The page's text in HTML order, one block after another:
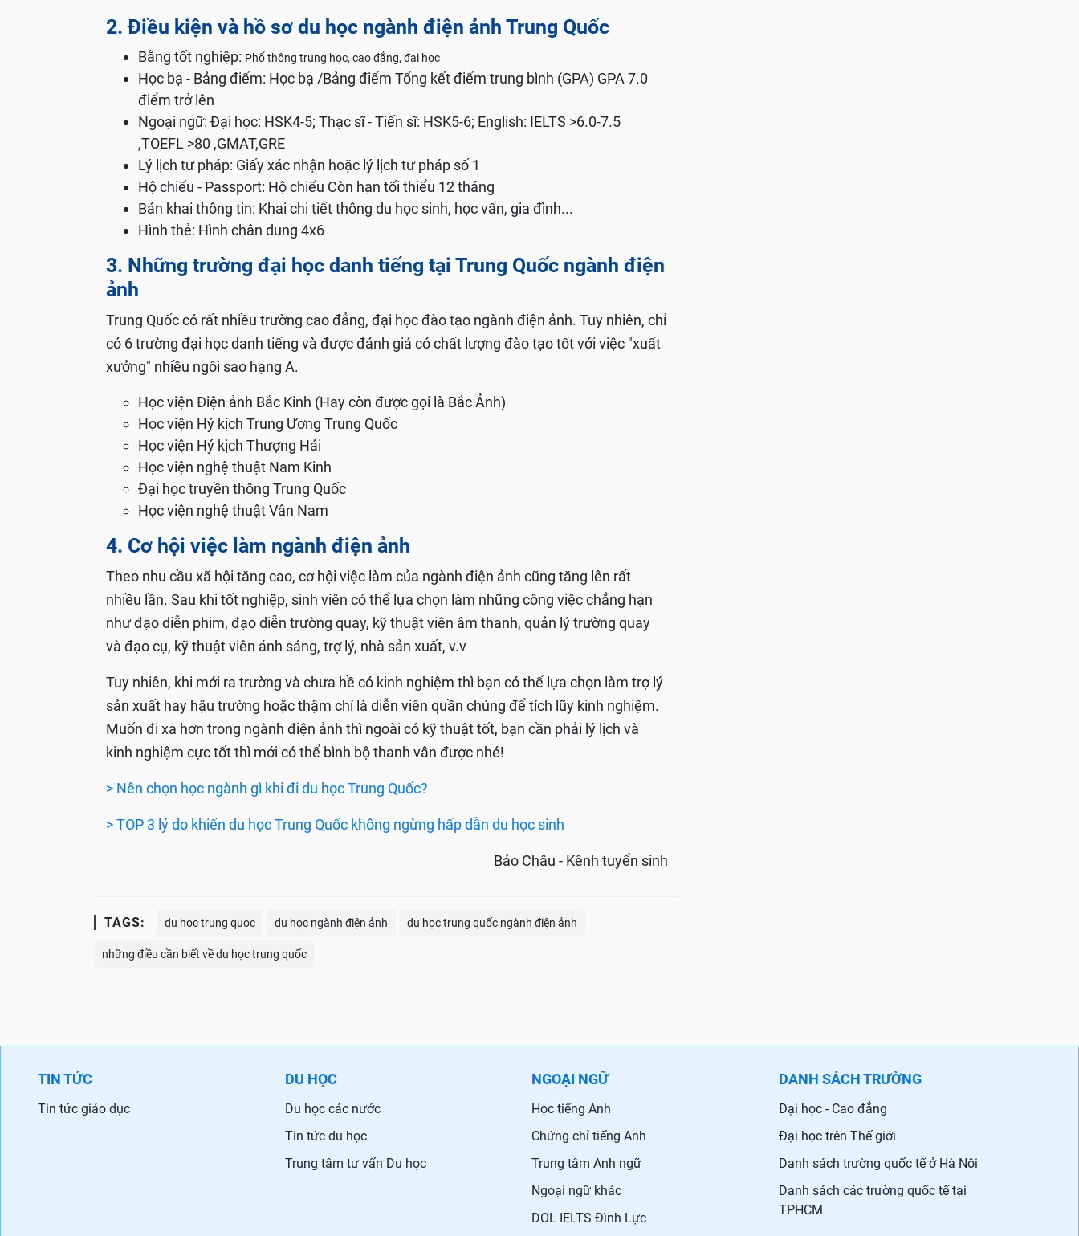
2. Điều kiện và hồ sơ du học ngành điện ảnh Trung Quốc
Bằng tốt nghiệp: Phổ thông trung học, cao đẳng, đại học
Học bạ - Bảng điểm: Học bạ /Bảng điểm Tổng kết điểm trung bình (GPA) GPA 7.0
điểm trở lên
Ngoại ngữ: Đại học: HSK4-5; Thạc sĩ - Tiến sĩ: HSK5-6; English: IELTS >6.0-7.5
,TOEFL >80 ,GMAT,GRE
Lý lịch tư pháp: Giấy xác nhận hoặc lý lịch tư pháp số 1
Hộ chiếu - Passport: Hộ chiếu Còn hạn tối thiểu 12 tháng
Bản khai thông tin: Khai chi tiết thông du học sinh, học vấn, gia đình...
Hình thẻ: Hình chân dung 4x6
3. Những trường đại học danh tiếng tại Trung Quốc ngành điện
ảnh
Trung Quốc có rất nhiều trường cao đẳng, đại học đào tạo ngành điện ảnh. Tuy nhiên, chỉ
có 6 trường đại học danh tiếng và được đánh giá có chất lượng đào tạo tốt với việc "xuất
xưởng" nhiều ngôi sao hạng A.
Học viện Điện ảnh Bắc Kinh (Hay còn được gọi là Bắc Ảnh)
Học viện Hý kịch Trung Ương Trung Quốc
Học viện Hý kịch Thượng Hải
Học viện nghệ thuật Nam Kinh
Đại học truyền thông Trung Quốc
Học viện nghệ thuật Vân Nam
4. Cơ hội việc làm ngành điện ảnh
Theo nhu cầu xã hội tăng cao, cơ hội việc làm của ngành điện ảnh cũng tăng lên rất
nhiều lần. Sau khi tốt nghiệp, sinh viên có thể lựa chọn làm những công việc chẳng hạn
như đạo diễn phim, đạo diễn trường quay, kỹ thuật viên âm thanh, quản lý trường quay
và đạo cụ, kỹ thuật viên ánh sáng, trợ lý, nhà sản xuất, v.v
Tuy nhiên, khi mới ra trường và chưa hề có kinh nghiệm thì bạn có thể lựa chọn làm trợ lý
sản xuất hay hậu trường hoặc thậm chí là diễn viên quần chúng để tích lũy kinh nghiệm.
Muốn đi xa hơn trong ngành điện ảnh thì ngoài có kỹ thuật tốt, bạn cần phải lý lịch và
kinh nghiệm cực tốt thì mới có thể bình bộ thanh vân được nhé!
> Nên chọn học ngành gì khi đi du học Trung Quốc?
> TOP 3 lý do khiến du học Trung Quốc không ngừng hấp dẫn du học sinh
Bảo Châu - Kênh tuyển sinh
TAGS: du hoc trung quoc du học ngành điện ảnh du học trung quốc ngành điện ảnh
những điều cần biết về du học trung quốc
TIN TỨC
Tin tức giáo dục
DU HỌC
Du học các nước
Tin tức du học
Trung tâm tư vấn Du học
NGOẠI NGỮ
Học tiếng Anh
Chứng chỉ tiếng Anh
Trung tâm Anh ngữ
Ngoại ngữ khác
DOL IELTS Đình Lực
DANH SÁCH TRƯỜNG
Đại học - Cao đẳng
Đại học trên Thế giới
Danh sách trường quốc tế ở Hà Nội
Danh sách các trường quốc tế tại
TPHCM